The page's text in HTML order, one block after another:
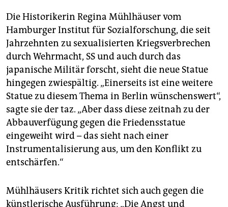
Die Historikerin Regina Mühlhäuser vom
Hamburger Institut für Sozialforschung, die seit
Jahrzehnten zu sexualisierten Kriegsverbrechen
durch Wehrmacht, SS und auch durch das
japanische Militär forscht, sieht die neue Statue
hingegen zwiespältig. „Einerseits ist eine weitere
Statue zu diesem Thema in Berlin wünschenswert“,
sagte sie der taz. „Aber dass diese zeitnah zu der
Abbauverfügung gegen die Friedensstatue
eingeweiht wird – das sieht nach einer
Instrumentalisierung aus, um den Konflikt zu
entschärfen.“
Mühlhäusers Kritik richtet sich auch gegen die
künstlerische Ausführung: „Die Angst und